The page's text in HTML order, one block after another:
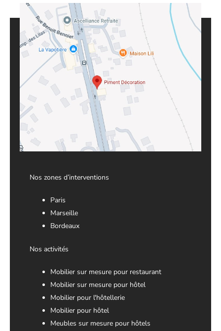
Nos zones d’interventions
Paris
Marseille
Bordeaux
Nos activités
Mobilier sur mesure pour restaurant
Mobilier sur mesure pour hôtel
Mobilier pour l'hôtellerie
Mobilier pour hôtel
Meubles sur mesure pour hôtels